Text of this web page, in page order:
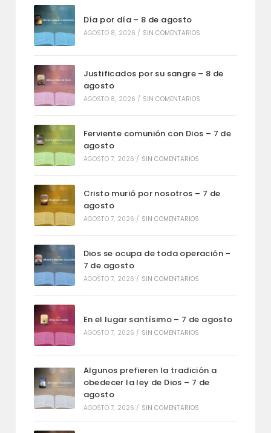
Día por día – 8 de agosto
AGOSTO 8, 2026 / SIN COMENTARIOS
Justificados por su sangre – 8 de
agosto
AGOSTO 8, 2026 / SIN COMENTARIOS
Ferviente comunión con Dios – 7 de
agosto
AGOSTO 7, 2026 / SIN COMENTARIOS
Cristo murió por nosotros – 7 de
agosto
AGOSTO 7, 2026 / SIN COMENTARIOS
Dios se ocupa de toda operación –
7 de agosto
AGOSTO 7, 2026 / SIN COMENTARIOS
En el lugar santísimo – 7 de agosto
AGOSTO 7, 2026 / SIN COMENTARIOS
Algunos prefieren la tradición a
obedecer la ley de Dios – 7 de
agosto
AGOSTO 7, 2026 / SIN COMENTARIOS